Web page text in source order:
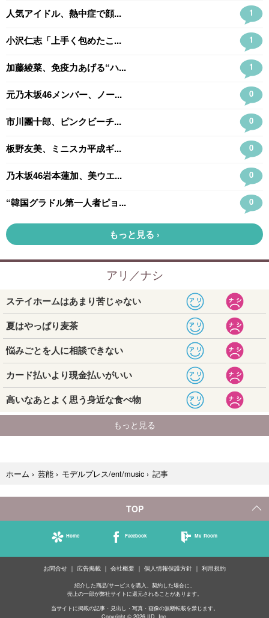
ホーム › 芸能 › モデルプレス/ent/music › 記事
TOP
Home Facebook My Room
お問合せ 広告掲載 会社概要 個人情報保護方針 利用規約
紹介した商品/サービスを購入、契約した場合に、
売上の一部が弊社サイトに還元されることがあります。
当サイトに掲載の記事・見出し・写真・画像の無断転載を禁じます。